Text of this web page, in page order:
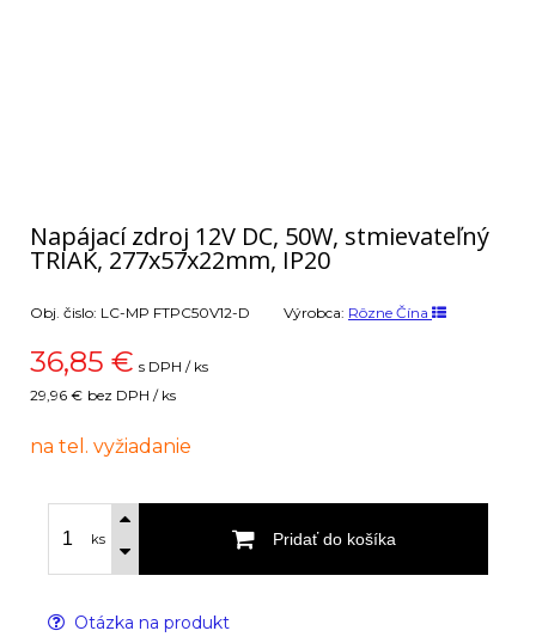
Napájací zdroj 12V DC, 50W, stmievateľný
TRIAK, 277x57x22mm, IP20
Obj. čislo: LC-MP FTPC50V12-D Výrobca: Rôzne Čína
36,85 € s DPH / ks
29,96 € bez DPH / ks
na tel. vyžiadanie
ks Pridať do košíka
Otázka na produkt